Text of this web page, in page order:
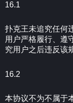
16.1
扑克王未追究任何
用户严格履行、遵
究用户之后违反该
16.2
本协议不为不属于